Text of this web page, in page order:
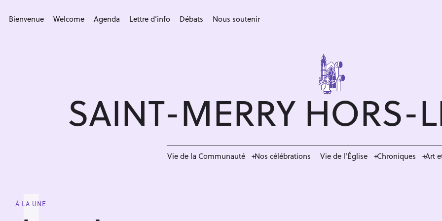
Bienvenue Welcome Agenda Lettre d’info Débats Nous soutenir
SAINT-MERRY HORS-
Vie de la Communauté Nos célébrations Vie de l’Église Chroniques Art
À LA UNE